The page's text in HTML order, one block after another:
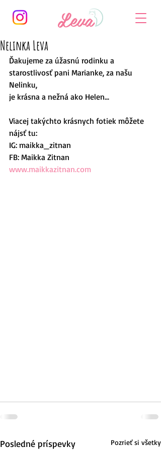
Nelinka Leva
Ďakujeme za úžasnú rodinku a
starostlivosť pani Marianke, za našu
Nelinku,
je krásna a nežná ako Helen...
Viacej takýchto krásnych fotiek môžete
nájsť tu:
IG: maikka_zitnan
FB: Maikka Zitnan
www.maikkazitnan.com
Posledné príspevky Pozrieť si všetky